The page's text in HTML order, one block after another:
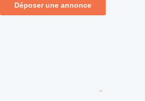
Déposer une annonce